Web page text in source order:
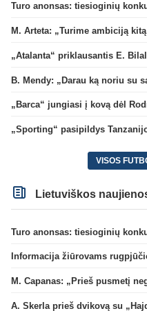
Turo anonsas: tiesioginių
M. Arteta: „Turime ambiciją
„Barca“ jungiasi į kovą dėl
„Sporting“ pasipildys
VISOS
Lietuviškos
Turo anonsas: tiesioginių
Informacija žiūrovams